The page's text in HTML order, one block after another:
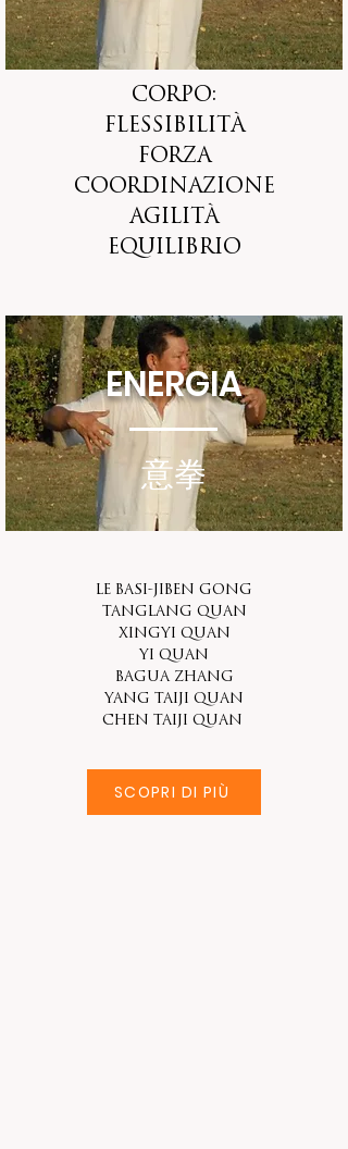
CORPO:
Flessibilità
forza
coordinazione
agilità
equilibrio
意拳
ENERGIA
Le Basi-Jiben gong
TangLang Quan
XingYi quan
Yi Quan
Bagua Zhang
Yang Taiji quan
chen taiji quan
SCOPRI DI PIÙ